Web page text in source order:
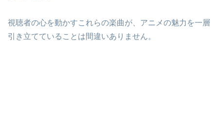
視聴者の心を動かすこれらの楽曲が、アニメの魅力を一層
引き立てていることは間違いありません。